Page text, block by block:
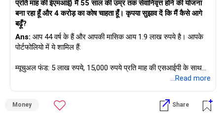
सरेंडर किए गए बीमा फंड का पुनर्निवेश
म्यूचुअल फंड
सरेंडर की गई बीमा पॉलिसियों से फंड को म्यूचुअल फंड में पुनर्निर्देशित करें।
लार्ज-कैप, मिड-कैप और स्मॉल-कैप फंड का मिश्रण चुनें।
इक्विटी निवेश
स्टॉक पर विचार करें। विभिन्न क्षेत्रों में विविधता लाएँ।
रखें।
बच्चे की शिक्षा और विवाह
आपका SSY योगदान एक स्मार्ट कदम है। अतिरिक्त विकास के लिए बच्चे-
आपका पेंशन फंड योगदान 58,000 रुपये प्रति वर्ष अच्छा है। सुनिश्चित करें
कि यह आपके रिटायरमेंट लक्ष्यों के अनुरूप हो।
प्रति माह की ईएमआई} मैं 55 साल की उम्र तक सेवानिवृत्त होने की योजना
बना रहा हूँ और 4 करोड़ का कोष चाहता हूँ। कृपया सुझाव दें कि मैं कैसे आगे
बढ़ूँ?
Ans: आप 44 वर्ष के हैं और आपकी मासिक आय 1.9 लाख रुपये है। आपके
पोर्टफोलियो में ये शामिल हैं:
म्यूचुअल फंड: 5 लाख रुपये, 15,000 रुपये प्रति माह की एसआईपी के साथ।
प्रोविडेंट फंड: 12 लाख रुपये, स्थिर, जोखिम-मुक्त वृद्धि प्रदान करता है।
...Read more
Money Share